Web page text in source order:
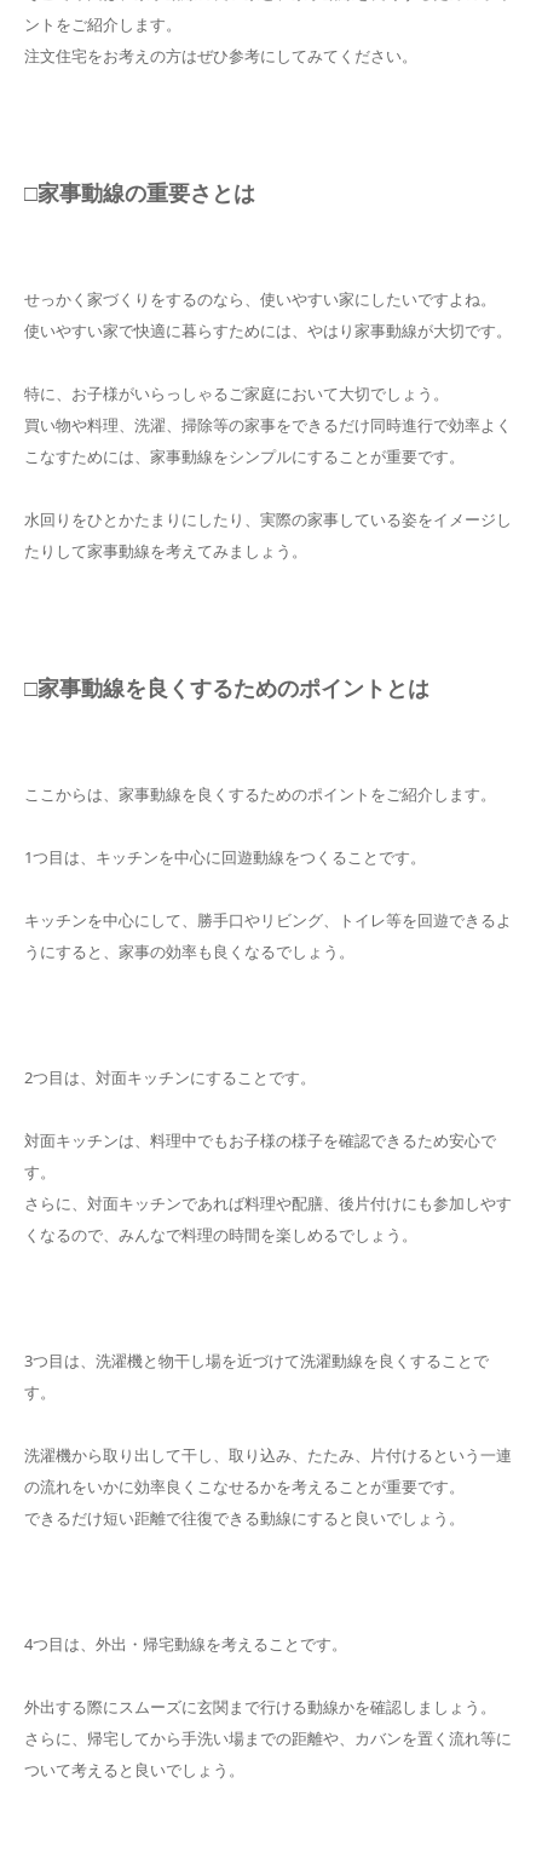
ントをご紹介します。
注文住宅をお考えの方はぜひ参考にしてみてください。
□家事動線の重要さとは
せっかく家づくりをするのなら、使いやすい家にしたいですよね。
使いやすい家で快適に暮らすためには、やはり家事動線が大切です。
特に、お子様がいらっしゃるご家庭において大切でしょう。
買い物や料理、洗濯、掃除等の家事をできるだけ同時進行で効率よく
こなすためには、家事動線をシンプルにすることが重要です。
水回りをひとかたまりにしたり、実際の家事している姿をイメージし
たりして家事動線を考えてみましょう。
□家事動線を良くするためのポイントとは
ここからは、家事動線を良くするためのポイントをご紹介します。
1つ目は、キッチンを中心に回遊動線をつくることです。
キッチンを中心にして、勝手口やリビング、トイレ等を回遊できるよ
うにすると、家事の効率も良くなるでしょう。
2つ目は、対面キッチンにすることです。
対面キッチンは、料理中でもお子様の様子を確認できるため安心で
す。
さらに、対面キッチンであれば料理や配膳、後片付けにも参加しやす
くなるので、みんなで料理の時間を楽しめるでしょう。
3つ目は、洗濯機と物干し場を近づけて洗濯動線を良くすることで
す。
洗濯機から取り出して干し、取り込み、たたみ、片付けるという一連
の流れをいかに効率良くこなせるかを考えることが重要です。
できるだけ短い距離で往復できる動線にすると良いでしょう。
4つ目は、外出・帰宅動線を考えることです。
外出する際にスムーズに玄関まで行ける動線かを確認しましょう。
さらに、帰宅してから手洗い場までの距離や、カバンを置く流れ等に
ついて考えると良いでしょう。